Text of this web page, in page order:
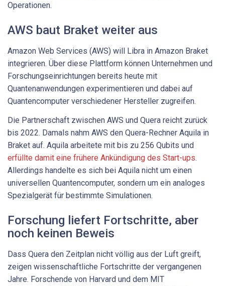
Operationen.
AWS baut Braket weiter aus
Amazon Web Services (AWS) will Libra in Amazon Braket
integrieren. Über diese Plattform können Unternehmen und
Forschungseinrichtungen bereits heute mit
Quantenanwendungen experimentieren und dabei auf
Quantencomputer verschiedener Hersteller zugreifen.
Die Partnerschaft zwischen AWS und Quera reicht zurück
bis 2022. Damals nahm AWS den Quera-Rechner Aquila in
Braket auf. Aquila arbeitete mit bis zu 256 Qubits und
erfüllte damit eine frühere Ankündigung des Start-ups.
Allerdings handelte es sich bei Aquila nicht um einen
universellen Quantencomputer, sondern um ein analoges
Spezialgerät für bestimmte Simulationen.
Forschung liefert Fortschritte, aber
noch keinen Beweis
Dass Quera den Zeitplan nicht völlig aus der Luft greift,
zeigen wissenschaftliche Fortschritte der vergangenen
Jahre. Forschende von Harvard und dem MIT